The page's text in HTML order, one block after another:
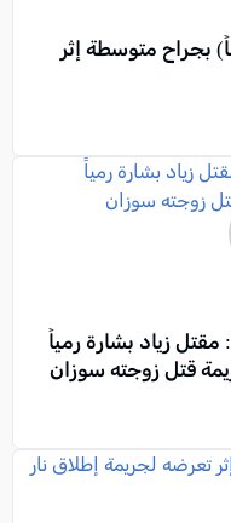
إصابة رجل (56 عاماً) بجراح متوسطة إثر
زياد بشارة رمياً
قتل زوجته سوزان